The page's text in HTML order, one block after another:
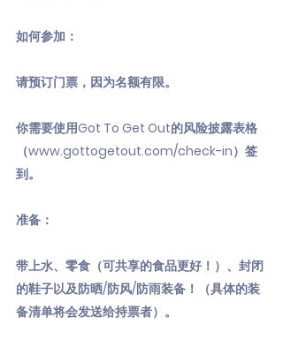
如何参加：
请预订门票，因为名额有限。
你需要使用Got To Get Out的风险披露表格
（www.gottogetout.com/check-in）签
到。
准备：
带上水、零食（可共享的食品更好！）、封闭
的鞋子以及防晒/防风/防雨装备！（具体的装
备清单将会发送给持票者）。